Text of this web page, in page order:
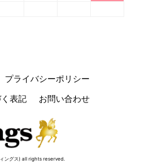
プライバシーポリシー
表記
お問い合わせ
ングス) all rights reserved.